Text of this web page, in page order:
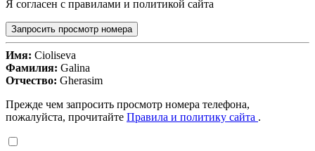
Я согласен с правилами и политикой сайта
Запросить просмотр номера
Имя: Cioliseva
Фамилия: Galina
Отчество: Gherasim
Прежде чем запросить просмотр номера телефона,
пожалуйста, прочитайте Правила и политику сайта .